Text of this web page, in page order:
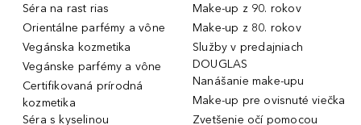
Séra na rast rias
Orientálne parfémy a vône
Vegánska kozmetika
Vegánske parfémy a vône
Certifikovaná prírodná
kozmetika
Séra s kyselinou
Make-up z 90. rokov
Make-up z 80. rokov
Služby v predajniach
DOUGLAS
Nanášanie make-upu
Make-up pre ovisnuté viečka
Zvetšenie očí pomocou